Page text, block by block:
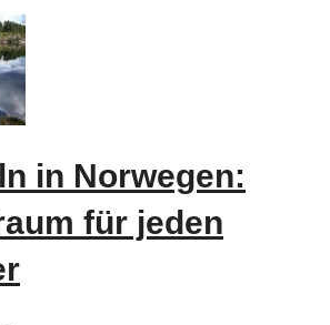
in Norwegen:
für jeden